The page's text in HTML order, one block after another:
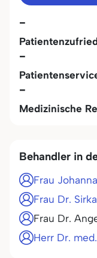
-
-
-
Medizinische
Behandler in
Frau
Frau Dr.
Frau Dr.
Herr Dr.